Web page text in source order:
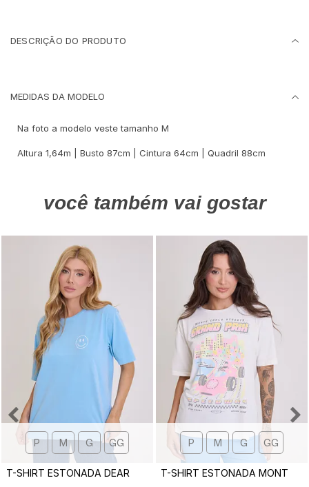
DESCRIÇÃO DO PRODUTO
MEDIDAS DA MODELO
Na foto a modelo veste tamanho M
Altura 1,64m | Busto 87cm | Cintura 64cm | Quadril 88cm
você também vai gostar
P M G GG P M G GG